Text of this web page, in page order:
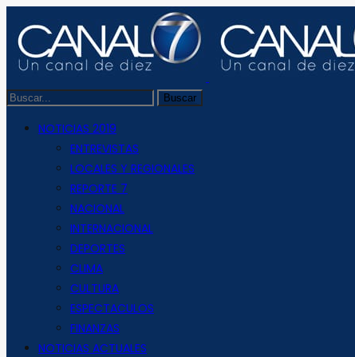
NOTICIAS 2019
ENTREVISTAS
LOCALES Y REGIONALES
REPORTE 7
NACIONAL
INTERNACIONAL
DEPORTES
CLIMA
CULTURA
ESPECTACULOS
FINANZAS
NOTICIAS ACTUALES